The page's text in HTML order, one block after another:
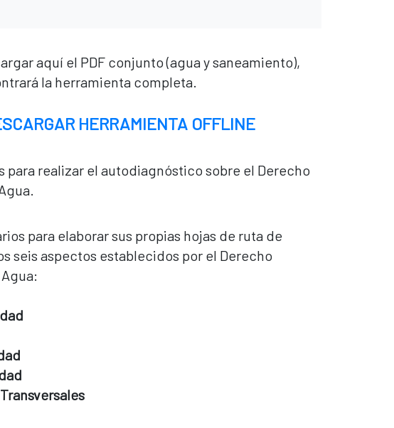
aquí el PDF conjunto (agua y saneamiento),
la herramienta completa.
HERRAMIENTA OFFLINE
para realizar el autodiagnóstico sobre el Derecho
para elaborar sus propias hojas de ruta de
seis aspectos establecidos por el Derecho